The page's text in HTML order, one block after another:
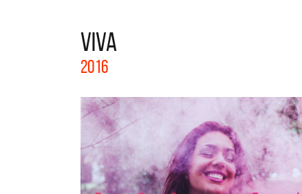
VIVA
2016
La colección completa de los CMTV
Acústicos. Todos los meses se suman